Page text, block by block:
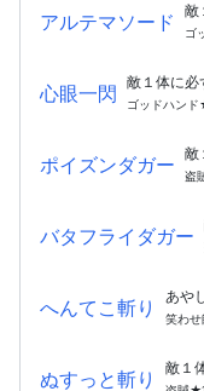
アルテマソード 敵
ゴ
心眼一閃 敵１体に必
ゴッドハン
ポイズンダガー 敵
盗
バタフライダガー
へんてこ斬り 笑わ
ぬすっと斬り 敵１